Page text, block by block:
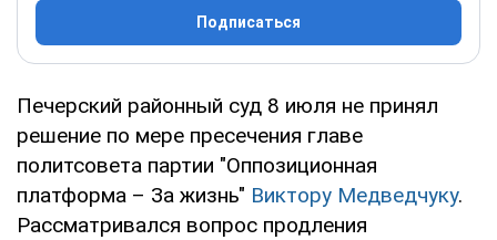
Подписаться
Печерский районный суд 8 июля не принял
решение по мере пресечения главе
политсовета партии "Оппозиционная
платформа – За жизнь" Виктору Медведчуку.
Рассматривался вопрос продления